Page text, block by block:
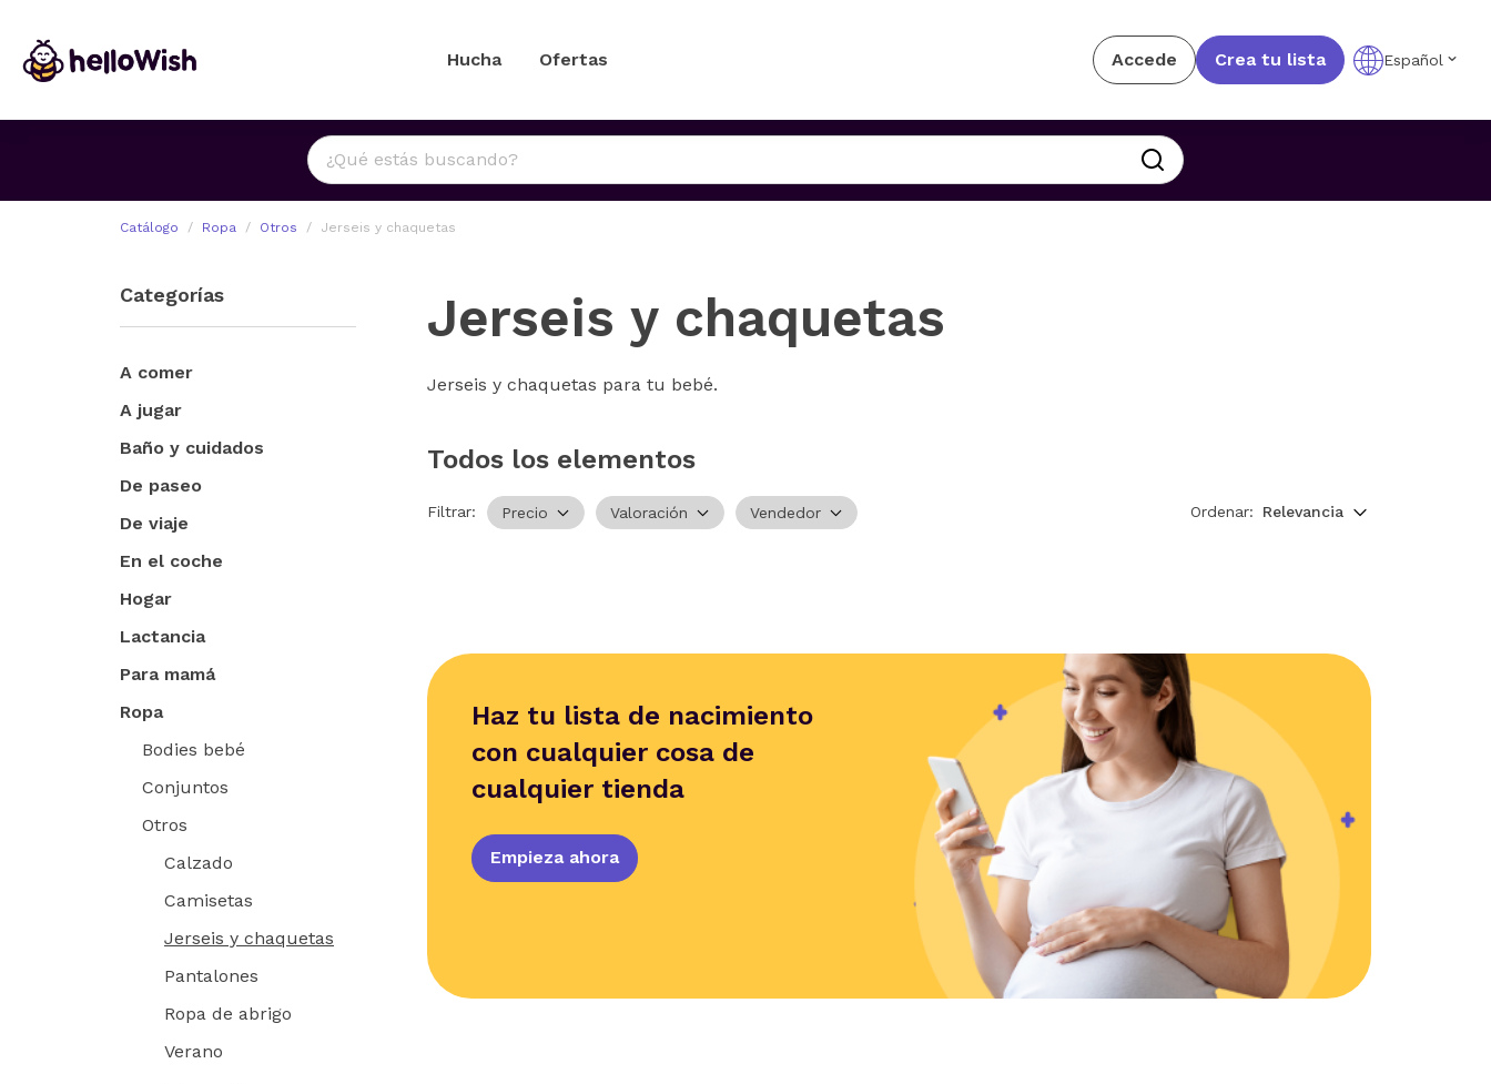
Hucha Ofertas Accede Crea tu lista Español
Catálogo Ropa Otros Jerseis y chaquetas
Categorías
A comer
A jugar
Baño y cuidados
De paseo
De viaje
En el coche
Hogar
Lactancia
Para mamá
Ropa
Bodies bebé
Conjuntos
Otros
Calzado
Camisetas
Jerseis y chaquetas
Pantalones
Ropa de abrigo
Verano
Jerseis y chaquetas
Jerseis y chaquetas para tu bebé.
Todos los elementos
Filtrar: Precio Valoración Vendedor Ordenar: Relevancia
Haz tu lista de nacimiento
con cualquier cosa de
cualquier tienda
Empieza ahora